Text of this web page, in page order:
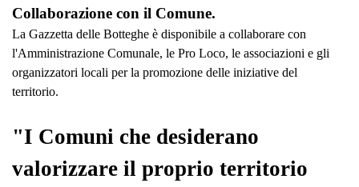
Collaborazione con il Comune.
La Gazzetta delle Botteghe è disponibile a collaborare con
l'Amministrazione Comunale, le Pro Loco, le associazioni e gli
organizzatori locali per la promozione delle iniziative del
territorio.
"I Comuni che desiderano
valorizzare il proprio territorio